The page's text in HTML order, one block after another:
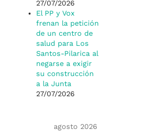
27/07/2026
El PP y Vox
frenan la petición
de un centro de
salud para Los
Santos-Pilarica al
negarse a exigir
su construcción
a la Junta
27/07/2026
agosto 2026